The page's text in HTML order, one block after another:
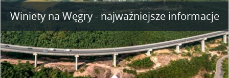
Winiety na Węgry - najważniejsze informacje